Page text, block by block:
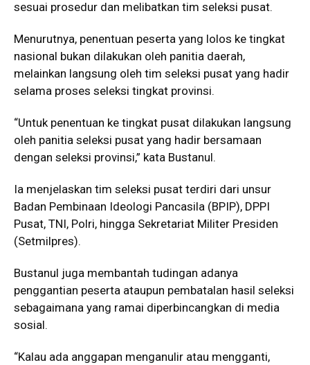
sesuai prosedur dan melibatkan tim seleksi pusat.
Menurutnya, penentuan peserta yang lolos ke tingkat
nasional bukan dilakukan oleh panitia daerah,
melainkan langsung oleh tim seleksi pusat yang hadir
selama proses seleksi tingkat provinsi.
“Untuk penentuan ke tingkat pusat dilakukan langsung
oleh panitia seleksi pusat yang hadir bersamaan
dengan seleksi provinsi,” kata Bustanul.
Ia menjelaskan tim seleksi pusat terdiri dari unsur
Badan Pembinaan Ideologi Pancasila (BPIP), DPPI
Pusat, TNI, Polri, hingga Sekretariat Militer Presiden
(Setmilpres).
Bustanul juga membantah tudingan adanya
penggantian peserta ataupun pembatalan hasil seleksi
sebagaimana yang ramai diperbincangkan di media
sosial.
“Kalau ada anggapan menganulir atau mengganti,